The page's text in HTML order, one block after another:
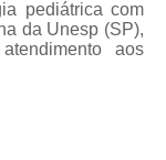
pediátrica com
da Unesp (SP),
aos